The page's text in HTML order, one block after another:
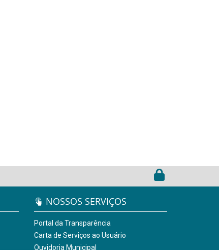
NOSSOS SERVIÇOS
Portal da Transparência
Carta de Serviços ao Usuário
Ouvidoria Municipal